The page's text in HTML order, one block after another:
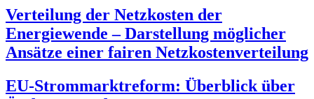
Verteilung der Netzkosten der
Energiewende – Darstellung möglicher
Ansätze einer fairen Netzkostenverteilung
EU-Strommarktreform: Überblick über